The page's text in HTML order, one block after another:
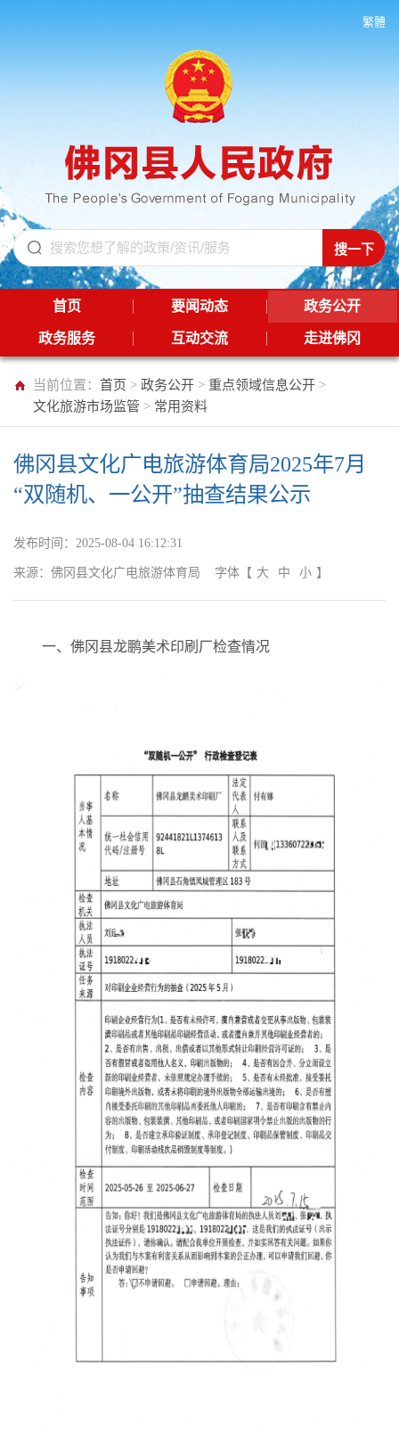
繁體
首页 要闻动态 政务公开
政务服务 互动交流 走进佛冈
当前位置： 首页 > 政务公开 > 重点领域信息公开 >
文化旅游市场监管 > 常用资料
佛冈县文化广电旅游体育局2025年7月
“双随机、一公开”抽查结果公示
发布时间： 2025-08-04 16:12:31
来源： 佛冈县文化广电旅游体育局 字体 【 大 中 小 】
一、 佛冈县龙鹏美术印刷厂检查情况